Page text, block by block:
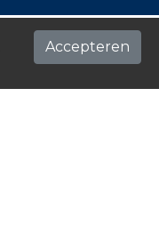
Accepteren